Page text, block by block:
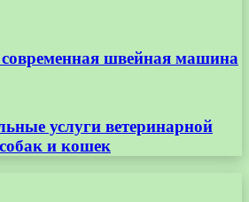
современная швейная машина
услуги ветеринарной
и кошек